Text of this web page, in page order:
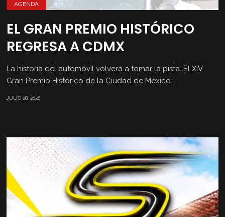
AGENDA
EL GRAN PREMIO HISTÓRICO
REGRESA A CDMX
La historia del automóvil volverá a tomar la pista. El XIV
Gran Premio Histórico de la Ciudad de México...
JULIO 28, 2026